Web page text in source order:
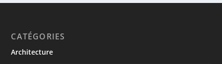
CATÉGORIES
Architecture